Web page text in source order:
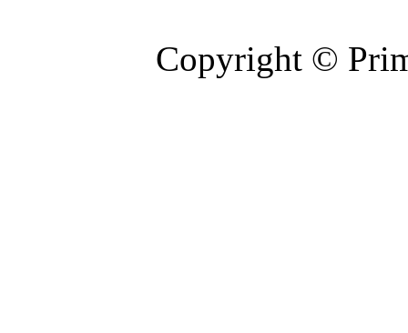
Copyright ©